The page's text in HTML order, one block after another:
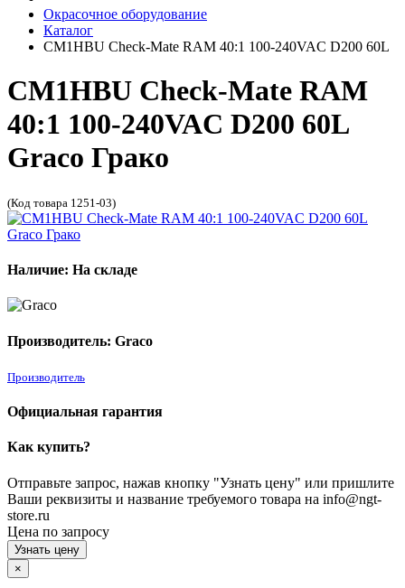
Окрасочное оборудование
Каталог
CM1HBU Check-Mate RAM 40:1 100-240VAC D200 60L
CM1HBU Check-Mate RAM
40:1 100-240VAC D200 60L
Graco Грако
(Код товара 1251-03)
Наличие: На складе
Производитель: Graco
Производитель
Официальная гарантия
Как купить?
Отправьте запрос, нажав кнопку "Узнать цену" или пришлите
Ваши реквизиты и название требуемого товара на info@ngt-
store.ru
Цена по запросу
Узнать цену
×